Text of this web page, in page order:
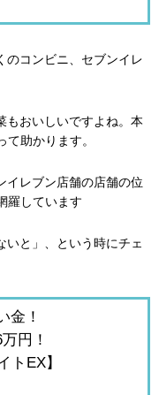
コンビニ、セブンイレ
もおいしいですよね。本
て助かります。
レブン店舗の店舗の位
羅しています
いと」、という時にチェ
金！
円！
トEX】